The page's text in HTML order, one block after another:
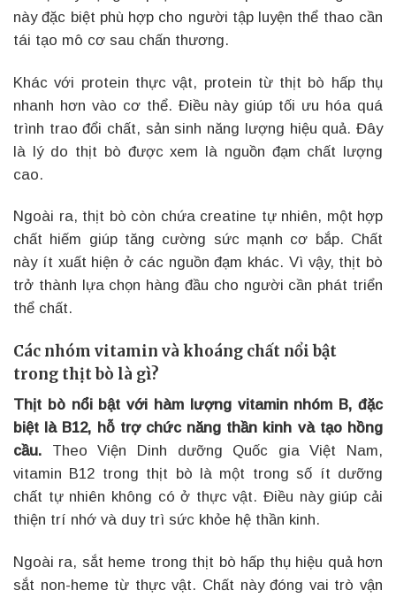
này đặc biệt phù hợp cho người tập luyện thể thao cần
tái tạo mô cơ sau chấn thương.
Khác với protein thực vật, protein từ thịt bò hấp thụ
nhanh hơn vào cơ thể. Điều này giúp tối ưu hóa quá
trình trao đổi chất, sản sinh năng lượng hiệu quả. Đây
là lý do thịt bò được xem là nguồn đạm chất lượng
cao.
Ngoài ra, thịt bò còn chứa creatine tự nhiên, một hợp
chất hiếm giúp tăng cường sức mạnh cơ bắp. Chất
này ít xuất hiện ở các nguồn đạm khác. Vì vậy, thịt bò
trở thành lựa chọn hàng đầu cho người cần phát triển
thể chất.
Các nhóm vitamin và khoáng chất nổi bật
trong thịt bò là gì?
Thịt bò nổi bật với hàm lượng vitamin nhóm B, đặc
biệt là B12, hỗ trợ chức năng thần kinh và tạo hồng
cầu. Theo Viện Dinh dưỡng Quốc gia Việt Nam,
vitamin B12 trong thịt bò là một trong số ít dưỡng
chất tự nhiên không có ở thực vật. Điều này giúp cải
thiện trí nhớ và duy trì sức khỏe hệ thần kinh.
Ngoài ra, sắt heme trong thịt bò hấp thụ hiệu quả hơn
sắt non-heme từ thực vật. Chất này đóng vai trò vận